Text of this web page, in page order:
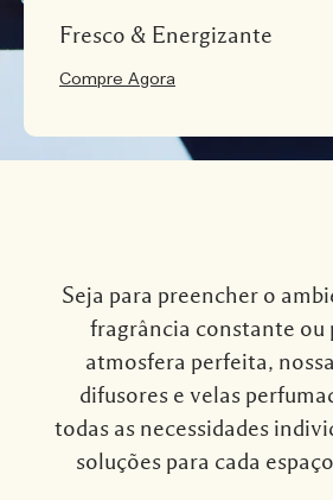
Fresco & Energizante
Compre Agora
Seja para preencher o
fragrância constante ou
atmosfera perfeita,
difusores e velas
todas as necessidades
soluções para cada